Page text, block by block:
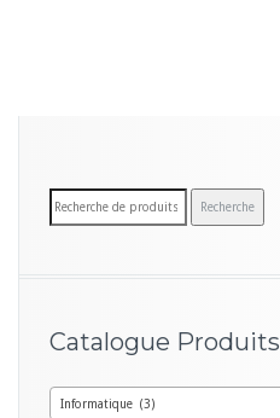
R
e
r
c
h
Recherche
Catalogue Produits
Informatique (3)